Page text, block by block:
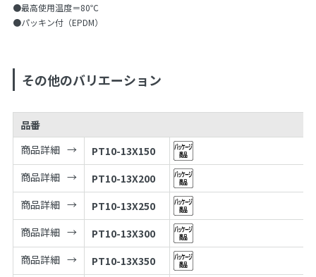
●最高使用温度＝80℃
●パッキン付（EPDM）
その他のバリエーション
品番
商品詳細
PT10-13X150
商品詳細
PT10-13X200
商品詳細
PT10-13X250
商品詳細
PT10-13X300
商品詳細
PT10-13X350